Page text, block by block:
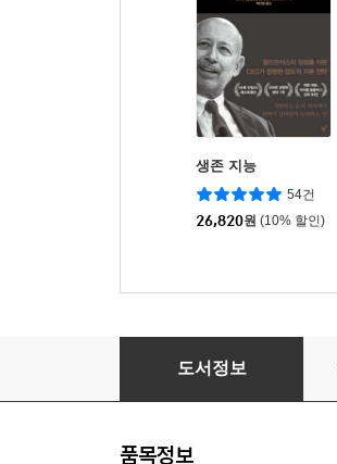
생존 지능
54건
26,820원 (10% 할인)
직장인 마음근력
도서정보
품목정보